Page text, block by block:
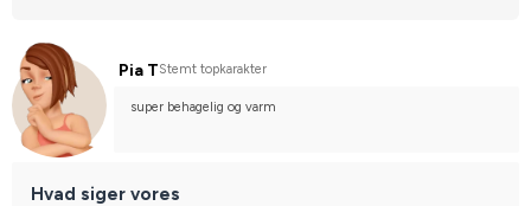
Pia TStemt topkarakter
super behagelig og varm
Hvad siger vores